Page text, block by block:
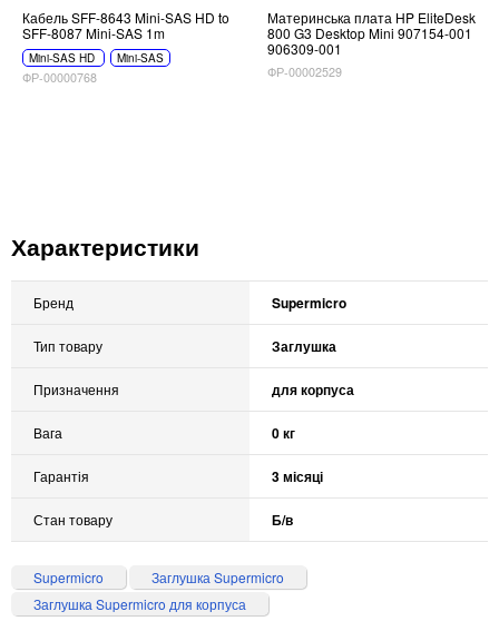
Кабель SFF-8643 Mini-SAS HD to
SFF-8087 Mini-SAS 1m
Mini-SAS HD Mini-SAS
ФР-00000768
Материнська плата HP EliteDesk
800 G3 Desktop Mini 907154-001
906309-001
ФР-00002529
Характеристики
Бренд Supermicro
Тип товару Заглушка
Призначення для корпуса
Вага 0 кг
Гарантія 3 місяці
Стан товару Б/в
Supermicro
Заглушка Supermicro
Заглушка Supermicro для корпуса